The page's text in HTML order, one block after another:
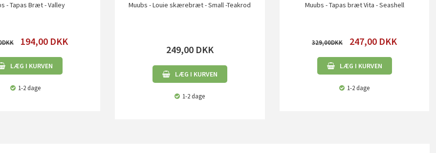
- Tapas Bræt - Valley
194,00 DKK
LÆG I KURVEN
1-2 dage
Muubs - Louie skærebræt - Small -Teakrod
249,00 DKK
LÆG I KURVEN
1-2 dage
Muubs - Tapas bræt Vita - Seashell
329,00 247,00 DKK
LÆG I KURVEN
1-2 dage